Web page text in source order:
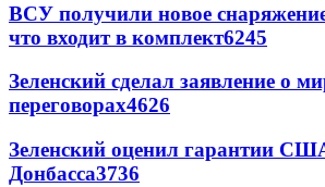
ВСУ получили новое
что входит в комплект6245
Зеленский сделал заявление о
переговорах4626
Зеленский оценил гарантии
Донбасса3736